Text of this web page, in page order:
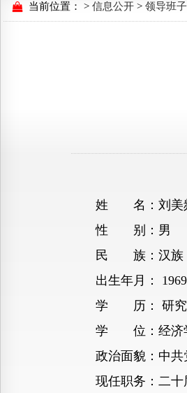
当前位置： > 信息公开 > 领导班子
姓 名：刘美
性 别：男
民 族：汉族
出生年月： 1969
学 历： 研究
学 位：经济
政治面貌：中共
现任职务：二十届